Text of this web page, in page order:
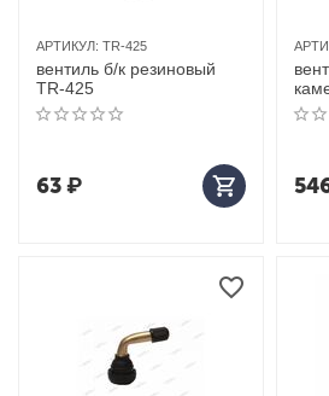
АРТИКУЛ: TR-425
вентиль б/к резиновый
TR-425
63₽